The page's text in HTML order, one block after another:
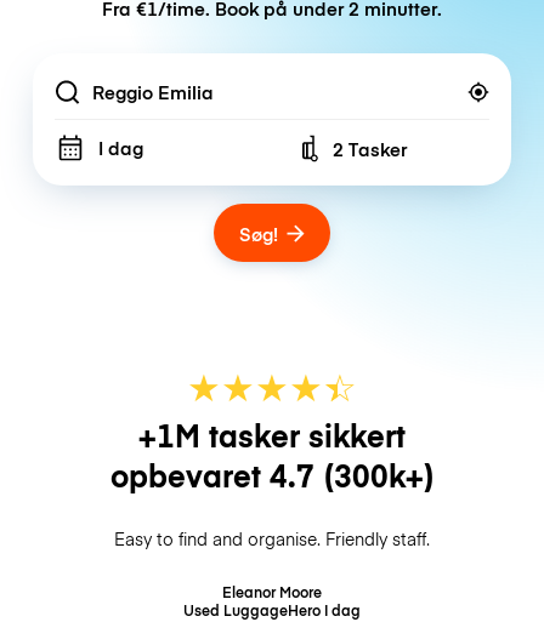
Fra €1/time. Book på under 2 minutter.
Location
I dag Number of bags
2 Tasker
Søg!
★★★★☆
★
+1M tasker sikkert
opbevaret 4.7 (300k+)
Easy to find and organise. Friendly staff.
Eleanor Moore
Used LuggageHero I dag